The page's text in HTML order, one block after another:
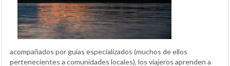
acompañados por guías especializados (muchos de ellos
pertenecientes a comunidades locales), los viajeros aprenden a